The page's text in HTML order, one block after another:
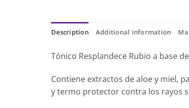
Description Additional information
Tónico Resplandece Rubio a base
Contiene extractos de aloe y miel,
y termo protector contra los rayos